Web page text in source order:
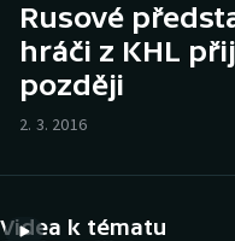
Hokej
Cyklistika
Rusové
hráči z KHL
později
2. 3. 2016
Videa k tématu